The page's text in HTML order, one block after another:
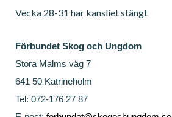
Vecka 28-31 har kansliet stängt
Förbundet Skog och Ungdom
Stora Malms väg 7
641 50 Katrineholm
Tel: 072-176 27 87